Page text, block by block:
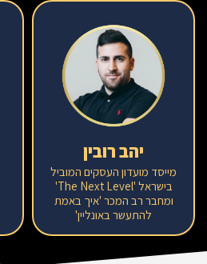
יהב רובין
מייסד מועדון העסקים המוביל
בישראל 'The Next Level'
ומחבר רב המכר 'איך באמת
להתעשר באונליין'